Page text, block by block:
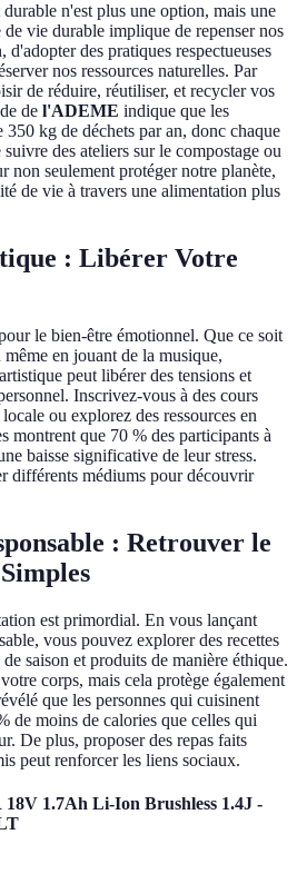
n'est plus une option, mais une
vie durable implique de repenser nos
d'adopter des pratiques respectueuses
nos ressources naturelles. Par
de réduire, réutiliser, et recycler vos
de l'ADEME indique que les
350 kg de déchets par an, donc chaque
des ateliers sur le compostage ou
non seulement protéger notre planète,
de vie à travers une alimentation plus
: Libérer Votre
le bien-être émotionnel. Que ce soit
en jouant de la musique,
peut libérer des tensions et
Inscrivez-vous à des cours
ou explorez des ressources en
montrent que 70 % des participants à
baisse significative de leur stress.
différents médiums pour découvrir
: Retrouver le
est primordial. En vous lançant
vous pouvez explorer des recettes
saison et produits de manière éthique.
corps, mais cela protège également
que les personnes qui cuisinent
de moins de calories que celles qui
De plus, proposer des repas faits
peut renforcer les liens sociaux.
1.7Ah Li-Ion Brushless 1.4J -